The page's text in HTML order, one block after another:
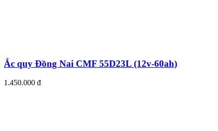
Ắc quy Đồng Nai CMF 55D23L (12v-60ah)
1.450.000 đ